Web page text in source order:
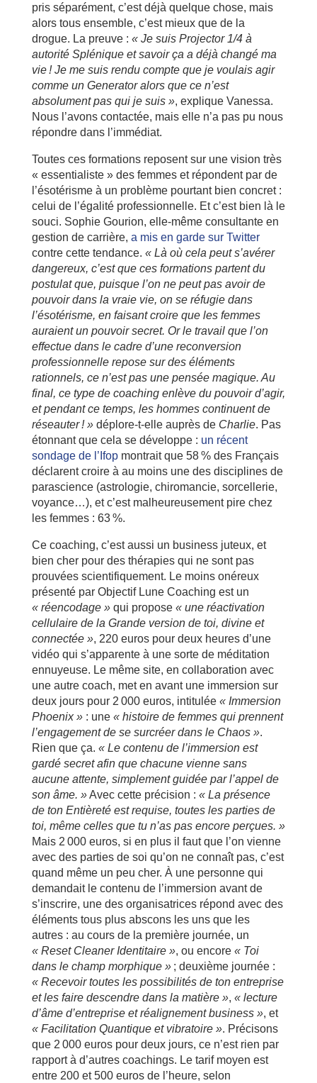
pris séparément, c’est déjà quelque chose, mais
alors tous ensemble, c’est mieux que de la
drogue. La preuve : « Je suis Projector 1/4 à
autorité Splénique et savoir ça a déjà changé ma
vie ! Je me suis rendu compte que je voulais agir
comme un Generator alors que ce n’est
absolument pas qui je suis », explique Vanessa.
Nous l’avons contactée, mais elle n’a pas pu nous
répondre dans l’immédiat.
Toutes ces formations reposent sur une vision très
« essentialiste » des femmes et répondent par de
l’ésotérisme à un problème pourtant bien concret :
celui de l’égalité professionnelle. Et c’est bien là le
souci. Sophie Gourion, elle-même consultante en
gestion de carrière, a mis en garde sur Twitter
contre cette tendance. « Là où cela peut s’avérer
dangereux, c’est que ces formations partent du
postulat que, puisque l’on ne peut pas avoir de
pouvoir dans la vraie vie, on se réfugie dans
l’ésotérisme, en faisant croire que les femmes
auraient un pouvoir secret. Or le travail que l’on
effectue dans le cadre d’une reconversion
professionnelle repose sur des éléments
rationnels, ce n’est pas une pensée magique. Au
final, ce type de coaching enlève du pouvoir d’agir,
et pendant ce temps, les hommes continuent de
réseauter ! »déplore-t-elle auprès de Charlie. Pas
étonnant que cela se développe : un récent
sondage de l’Ifopmontrait que 58 % des Français
déclarent croire à au moins une des disciplines de
parascience (astrologie, chiromancie, sorcellerie,
voyance…), et c’est malheureusement pire chez
les femmes : 63 %.
Ce coaching, c’est aussi un business juteux, et
bien cher pour des thérapies qui ne sont pas
prouvées scientifiquement. Le moins onéreux
présenté par Objectif Lune Coaching est un
« réencodage »qui propose « une réactivation
cellulaire de la Grande version de toi, divine et
connectée », 220 euros pour deux heures d’une
vidéo qui s’apparente à une sorte de méditation
ennuyeuse. Le même site, en collaboration avec
une autre coach, met en avant une immersion sur
deux jours pour 2 000 euros, intitulée « Immersion
Phoenix »: une « histoire de femmes qui prennent
l’engagement de se surcréer dans le Chaos ».
Rien que ça. « Le contenu de l’immersion est
gardé secret afin que chacune vienne sans
aucune attente, simplement guidée par l’appel de
son âme. »Avec cette précision : « La présence
de ton Entièreté est requise, toutes les parties de
toi, même celles que tu n’as pas encore perçues. »
Mais 2 000 euros, si en plus il faut que l’on vienne
avec des parties de soi qu’on ne connaît pas, c’est
quand même un peu cher. À une personne qui
demandait le contenu de l’immersion avant de
s’inscrire, une des organisatrices répond avec des
éléments tous plus abscons les uns que les
autres : au cours de la première journée, un
« Reset Cleaner Identitaire », ou encore « Toi
dans le champ morphique »; deuxième journée :
« Recevoir toutes les possibilités de ton entreprise
et les faire descendre dans la matière », « lecture
d’âme d’entreprise et réalignement business », et
« Facilitation Quantique et vibratoire ». Précisons
que 2 000 euros pour deux jours, ce n’est rien par
rapport à d’autres coachings. Le tarif moyen est
entre 200 et 500 euros de l’heure, selon